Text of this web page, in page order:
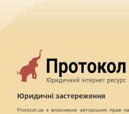
Юридичні застереження
Protocol.ua є власником авторських прав